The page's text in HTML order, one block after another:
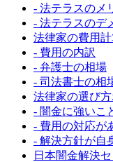
- 法テラスのメ
- 法テラスのデ
法律家の費用
- 費用の内訳
- 弁護士の相場
- 司法書士の相
法律家の選び
- 闇金に強いこ
- 費用の対応が
- 解決方針が自
日本闇金解決